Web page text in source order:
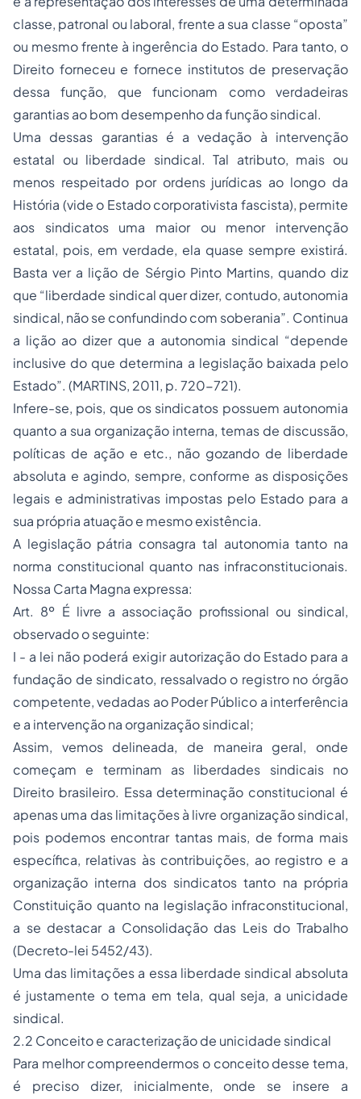
classe, patronal ou laboral, frente a sua classe “oposta”
ou mesmo frente à ingerência do Estado. Para tanto, o
Direito forneceu e fornece institutos de preservação
dessa função, que funcionam como verdadeiras
garantias ao bom desempenho da função sindical.
Uma dessas garantias é a vedação à intervenção
estatal ou liberdade sindical. Tal atributo, mais ou
menos respeitado por ordens jurídicas ao longo da
História (vide o Estado corporativista fascista), permite
aos sindicatosuma maior ou menor intervenção
estatal, pois, em verdade, ela quase sempre existirá.
Basta ver a lição de Sérgio Pinto Martins, quando diz
que “liberdade sindical quer dizer, contudo, autonomia
sindical, não se confundindo com soberania”. Continua
a lição ao dizer que a autonomia sindical “depende
inclusive do que determina a legislação baixada pelo
Estado”. (MARTINS, 2011, p. 720-721).
Infere-se, pois, que os sindicatos possuem autonomia
quanto a sua organização interna, temas de discussão,
políticas de ação e etc., não gozando de liberdade
absoluta e agindo, sempre, conforme as disposições
legais e administrativas impostas pelo Estado para a
sua própria atuação e mesmo existência.
A legislação pátria consagra tal autonomia tanto na
norma constitucional quanto nas infraconstitucionais.
Nossa Carta Magna expressa:
Art. 8º É livre a associação profissional ou sindical,
observado o seguinte:
I - a lei não poderá exigir autorização do Estado para a
fundação de sindicato, ressalvado o registro no órgão
competente, vedadas ao Poder Público a interferência
e a intervenção na organização sindical;
Assim, vemos delineada, de maneira geral, onde
começam e terminam as liberdades sindicais no
Direito brasileiro. Essa determinação constitucional é
apenas uma das limitações à livre organização sindical,
pois podemos encontrar tantas mais, de forma mais
específica, relativas às contribuições, ao registro e a
organização interna dos sindicatos tanto na própria
Constituição quanto na legislação infraconstitucional,
a se destacar a Consolidação das Leis do Trabalho
(Decreto-lei 5452/43).
Uma das limitações a essa liberdade sindical absoluta
é justamente o tema em tela, qual seja, a unicidade
sindical.
2.2 Conceito e caracterização de unicidade sindical
Para melhor compreendermos o conceito desse tema,
é preciso dizer, inicialmente, onde se insere a